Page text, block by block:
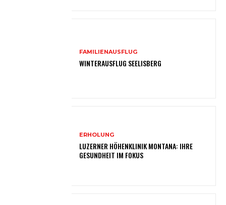
FAMILIENAUSFLUG
WINTERAUSFLUG SEELISBERG
ERHOLUNG
LUZERNER HÖHENKLINIK MONTANA: IHRE
GESUNDHEIT IM FOKUS